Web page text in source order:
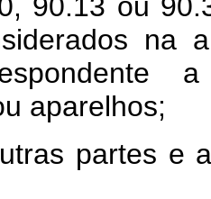
na
aparelhos;
partes e